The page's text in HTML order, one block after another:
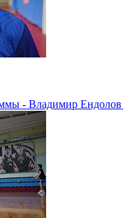
- Владимир